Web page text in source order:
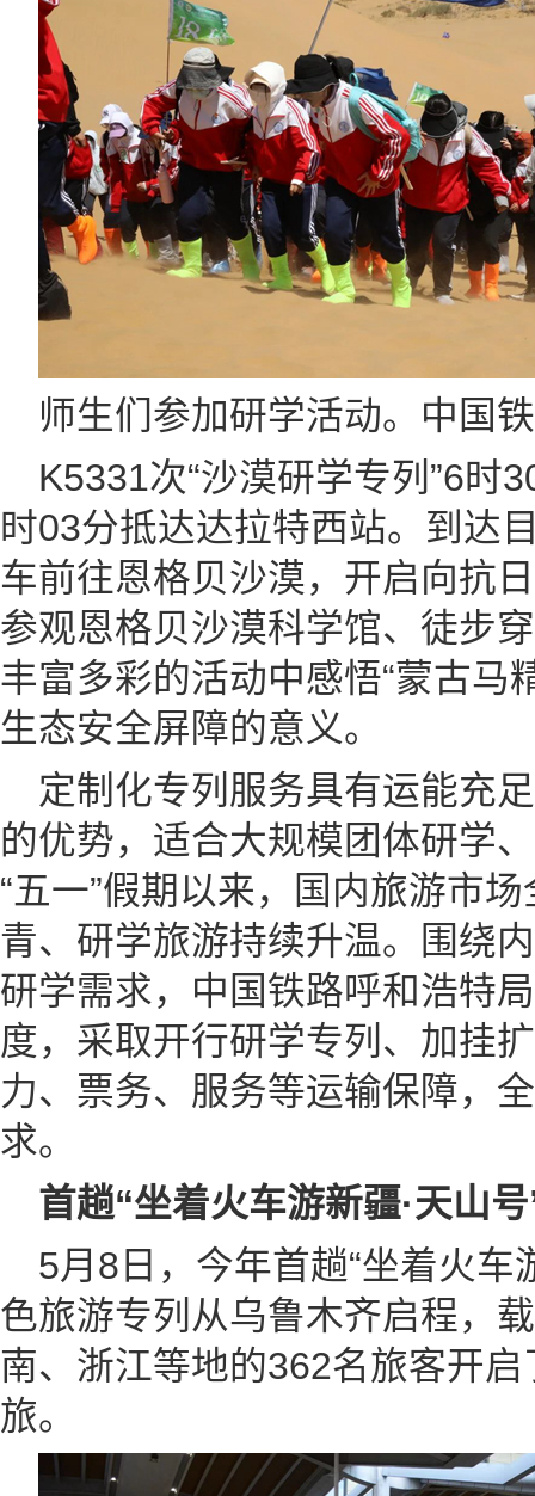
师生们参加研学活动。中国
K5331次“沙漠研学专列”6时
时03分抵达达拉特西站。到达
车前往恩格贝沙漠，开启向抗
参观恩格贝沙漠科学馆、徒步
丰富多彩的活动中感悟“蒙古马
生态安全屏障的意义。
定制化专列服务具有运能充
的优势，适合大规模团体研学
“五一”假期以来，国内旅游市
青、研学旅游持续升温。围绕
研学需求，中国铁路呼和浩特
度，采取开行研学专列、加挂
力、票务、服务等运输保障，
求。
首趟“坐着火车游新疆·天山
5月8日，今年首趟“坐着火车
色旅游专列从乌鲁木齐启程，
南、浙江等地的362名旅客开
旅。